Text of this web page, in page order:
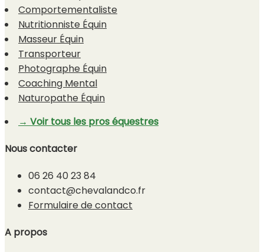
Comportementaliste
Nutritionniste Équin
Masseur Équin
Transporteur
Photographe Équin
Coaching Mental
Naturopathe Équin
→ Voir tous les pros équestres
Nous contacter
06 26 40 23 84
contact@chevalandco.fr
Formulaire de contact
A propos